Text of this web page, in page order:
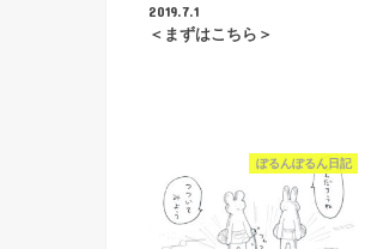
2019.7.1
＜まずはこちら＞
ぽるんぽるん日記